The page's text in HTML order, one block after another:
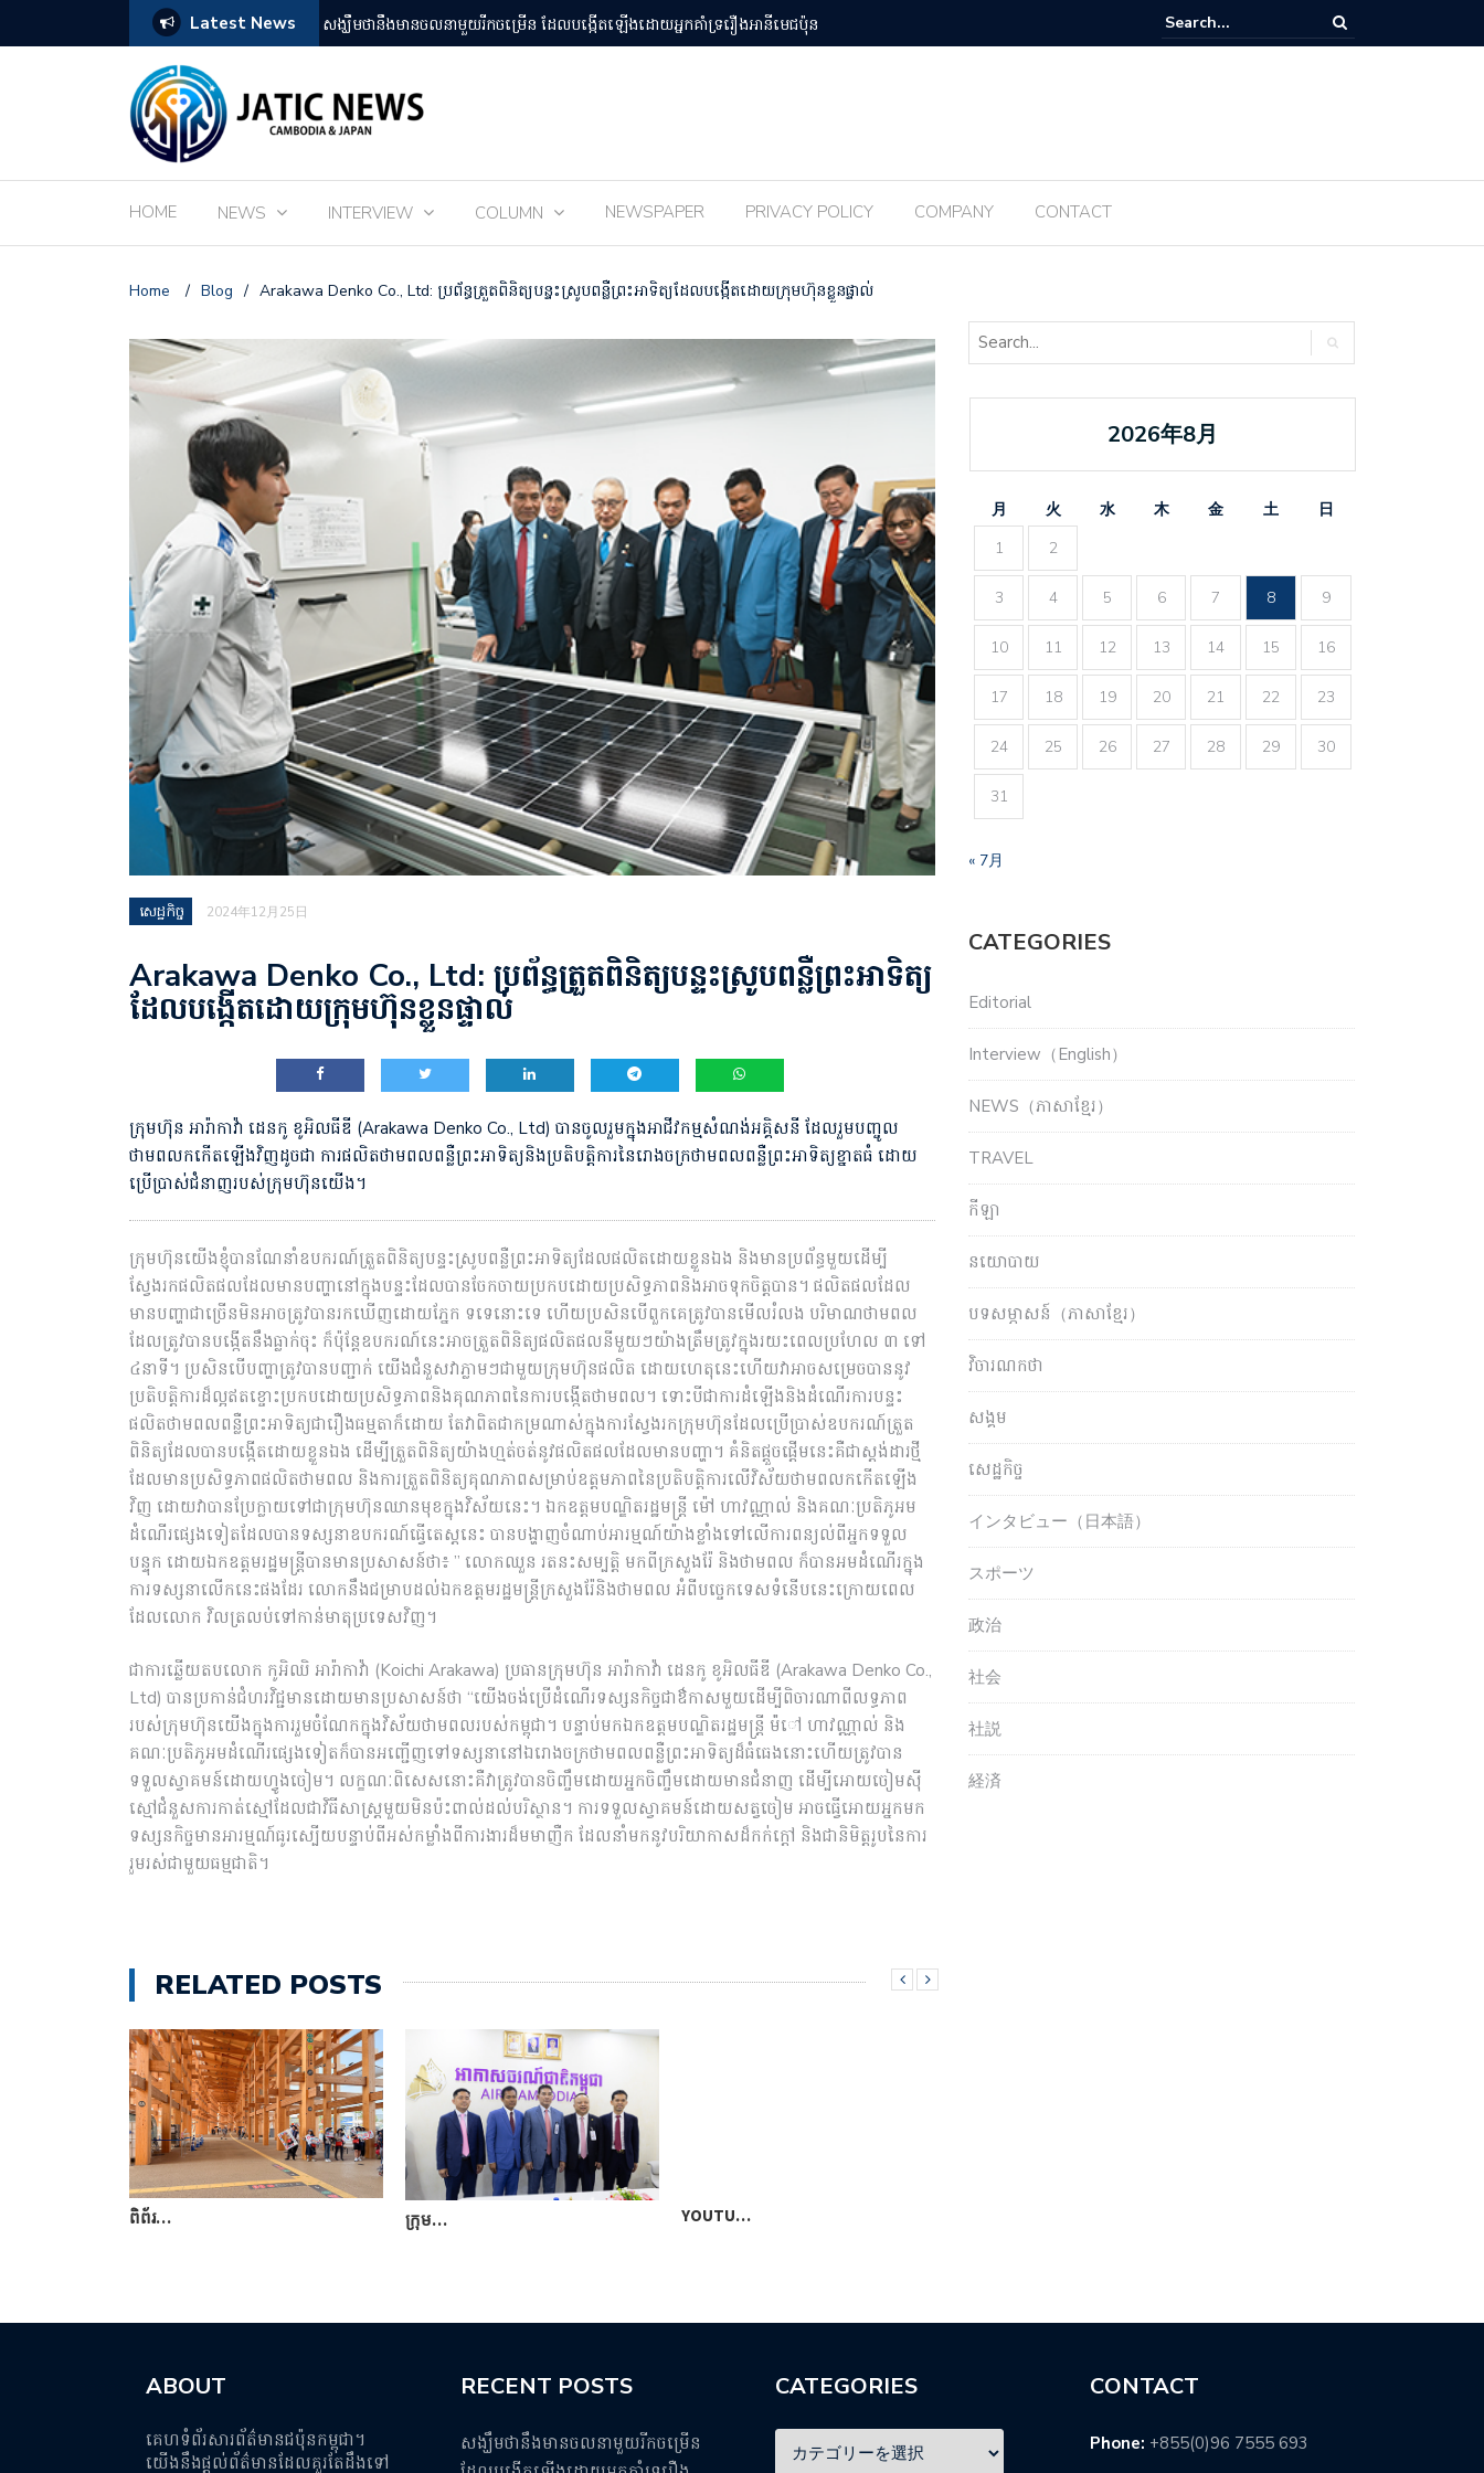
Latest News
ើងដោយអ្នកគាំទ្ររឿងអានីមេជប៉ុន ពិព័រណ៌ EXPO 2025 នៅតំបន់Osaka Kansai ពិធីបុណ្យ Tanabata ប្រចាំឆ្នាំ ២០២៥ ត្រូវបានធ្វើឡើងម្តងទៀតនៅឆ្នាំនេះ
HOME NEWS INTERVIEW COLUMN NEWSPAPER PRIVACY POLICY COMPANY CONTACT
Home / Blog / Arakawa Denko Co., Ltd: ប្រព័ន្ធត្រួតពិនិត្យបន្ទះស្រូបពន្លឺព្រះអាទិត្យដែលបង្កើតដោយក្រុមហ៊ុនខ្លួនផ្ទាល់
សេដ្ឋកិច្ច 2024年12月25日
Arakawa Denko Co., Ltd: ប្រព័ន្ធត្រួតពិនិត្យបន្ទះស្រូបពន្លឺព្រះអាទិត្យ
ដែលបង្កើតដោយក្រុមហ៊ុនខ្លួនផ្ទាល់
ក្រុមហ៊ុន អារ៉ាកាវ៉ា ដេនកូ ខូអិលធីឌី (Arakawa Denko Co., Ltd) បានចូលរួមក្នុងអាជីវកម្មសំណង់អគ្គិសនី ដែលរួមបញ្ចូល
ថាមពលកកើតឡើងវិញ​ដូចជា ការផលិតថាមពលពន្លឺព្រះអាទិត្យនិងប្រតិបត្តិការនៃរោងចក្រថាមពលពន្លឺព្រះអាទិត្យខ្នាតធំ ដោយ
ប្រើប្រាស់ជំនាញរបស់ក្រុមហ៊ុនយើង។
ក្រុមហ៊ុនយើងខ្ញុំបានណែនាំឧបករណ៍ត្រួតពិនិត្យបន្ទះស្រូបពន្លឺព្រះអាទិត្យដែលផលិតដោយខ្លួនឯង និងមានប្រព័ន្ធមួយដើម្បី
ស្វែងរកផលិតផលដែលមានបញ្ហានៅក្នុងបន្ទះដែលបានចែកចាយប្រកបដោយប្រសិទ្ធភាពនិងអាចទុកចិត្តបាន។ ផលិតផលដែល
មានបញ្ហាជាច្រើនមិនអាចត្រូវបានរកឃើញដោយភ្នែក ទទេនោះទេ ហើយប្រសិនបើពួកគេត្រូវបានមើលរំលង បរិមាណថាមពល
ដែលត្រូវបានបង្កើតនឹងធ្លាក់ចុះ ក៏ប៉ុន្តែឧបករណ៍នេះអាចត្រួតពិនិត្យផលិតផលនីមួយៗយ៉ាងត្រឹមត្រូវក្នុងរយះពេលប្រហែល ៣ ទៅ
៤នាទី។ ប្រសិនបើបញ្ហាត្រូវបានបញ្ជាក់ យើងជំនួសវាភ្លាមៗជាមួយក្រុមហ៊ុនផលិត ដោយហេតុនេះហើយវាអាចសម្រេចបាននូវ
ប្រតិបត្តិការដ៏ល្អឥតខ្ចោះប្រកបដោយប្រសិទ្ធភាពនិងគុណភាពនៃការបង្កើតថាមពល។ ទោះបីជាការដំឡើងនិងដំណើរការបន្ទះ
ផលិតថាមពលពន្លឺព្រះអាទិត្យជារឿងធម្មតាក៏ដោយ តែវាពិតជាកម្រណាស់ក្នុងការស្វែងរកក្រុមហ៊ុនដែលប្រើប្រាស់ឧបករណ៍ត្រួត
ពិនិត្យដែលបានបង្កើតដោយខ្លួនឯង ដើម្បីត្រួតពិនិត្យយ៉ាងហ្មត់ចត់នូវផលិតផលដែលមានបញ្ហា។ គំនិតផ្តួចផ្តើមនេះគឺជាស្តង់ដារថ្មី
ដែលមានប្រសិទ្ធភាពផលិតថាមពល និងការត្រួតពិនិត្យគុណភាពសម្រាប់ឧត្តមភាពនៃប្រតិបត្តិការលើវិស័យថាមពលកកើតឡើង
វិញ ដោយវាបានប្រែក្លាយទៅជាក្រុមហ៊ុនឈានមុខក្នុងវិស័យនេះ។ ឯកឧត្តមបណ្ឌិតរដ្ឋមន្ត្រី ម៉ៅ ហាវណ្ណាល់ និងគណៈប្រតិភូអម
ដំណើរផ្សេងទៀតដែលបានទស្សនាឧបករណ៍ធ្វើតេស្តនេះ បានបង្ហាញចំណាប់អារម្មណ៍យ៉ាងខ្លាំងទៅលើការពន្យល់ពីអ្នកទទួល
បន្ទុក ដោយឯកឧត្តមរដ្ឋមន្ត្រីបានមានប្រសាសន៍ថា៖ ” លោកឈួន រតនះសម្បត្តិ មកពីក្រសួងរ៉ែ និងថាមពល ក៏បានអមដំណើរក្នុង
ការទស្សនាលើកនេះផងដែរ លោកនឹងជម្រាបដល់ឯកឧត្តមរដ្ឋមន្ត្រីក្រសួងរ៉ែនិងថាមពល អំពីបច្ចេកទេសទំនើបនេះក្រោយពេល
ដែលលោក វិលត្រលប់ទៅកាន់មាតុប្រទេសវិញ។
ជាការឆ្លើយតបលោក កូអិឈិ អារ៉ាកាវ៉ា (Koichi Arakawa) ប្រធានក្រុមហ៊ុន អារ៉ាកាវ៉ា ដេនកូ ខូអិលធីឌី (Arakawa Denko Co.,
Ltd) បានប្រកាន់ជំហរវិជ្ជមានដោយមានប្រសាសន៍ថា “យើងចង់ប្រើដំណើរទស្សនកិច្ចជាឳកាសមួយដើម្បីពិចារណាពីលទ្ធភាព
របស់ក្រុមហ៊ុនយើងក្នុងការរួមចំណែកក្នុងវិស័យថាមពលរបស់កម្ពុជា។ បន្ទាប់មកឯកឧត្តមបណ្ឌិតរដ្ឋមន្រ្តី ម៉៉ៅ ហាវណ្ណាល់ និង
គណៈប្រតិភូអមដំណើរផ្សេងទៀតក៏បានអញ្ជើញទៅទស្សនានៅឯរោងចក្រថាមពលពន្លឺព្រះអាទិត្យដ៏ធំធេងនោះហើយត្រូវបាន
ទទួលស្វាគមន៍ដោយហ្វូងចៀម។ លក្ខណៈពិសេសនោះគឺវាត្រូវបានចិញ្ចឹមដោយអ្នកចិញ្ចឹមដោយមានជំនាញ ដើម្បីអោយចៀមសុី
ស្មៅជំនួសការកាត់ស្មៅដែលជាវិធីសាស្រ្តមួយមិនប៉ះពាល់ដល់បរិស្ថាន។ ការទទួលស្វាគមន៍ដោយសត្វចៀម អាចធ្វើអោយអ្នកមក
ទស្សនកិច្ចមានអារម្មណ៍ធូរស្បើយបន្ទាប់ពីអស់កម្លាំងពីការងារដ៏មមាញឺក ដែលនាំមកនូវបរិយាកាសដ៏កក់ក្តៅ និងជានិមិត្តរូបនៃការ
រួមរស់ជាមួយធម្មជាតិ។
RELATED POSTS
ពិព័រ… ក្រុម… YOUTU…
2026年8月
月 火 水 木 金 土
日
1
2
3 4 5 6 7 8 9
10 11 12 13 14 15 16
17 18 19 20 21 22 23
24 25 26 27 28 29 30
31
« 7月
CATEGORIES
Editorial
Interview（English）
NEWS（ភាសាខ្មែរ）
TRAVEL
កីឡា
នយោបាយ
បទសម្ភាសន៍（ភាសាខ្មែរ）
វិចារណកថា
សង្គម
សេដ្ឋកិច្ច
インタビュー（日本語）
スポーツ
政治
社会
社説
経済
ABOUT
គេហទំព័រសារព័ត៌មានជប៉ុនកម្ពុជា។
យើងនឹងផ្តល់ព័ត៌មានដែលគួរតែដឹងទៅ
RECENT POSTS
សង្ឃឹមថានឹងមានចលនាមួយរីកចម្រើន
CATEGORIES CONTACT
Phone: +855(0)96 7555 693